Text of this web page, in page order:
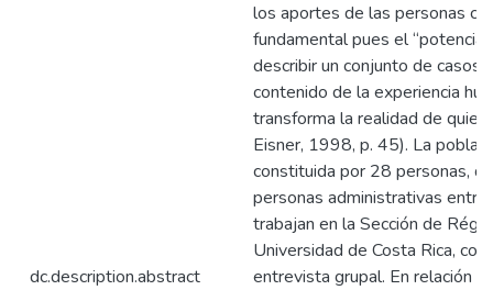
dc.description.abstract
los aportes de las personas
fundamental pues el
describir un conjunto de casos,
contenido de la experiencia
transforma la realidad de
Eisner, 1998, p. 45). La
constituida por 28 personas,
personas administrativas
trabajan en la Sección de
Universidad de Costa Rica,
entrevista grupal. En relación